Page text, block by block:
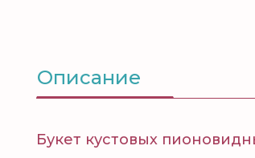
Описание
Букет кустовых